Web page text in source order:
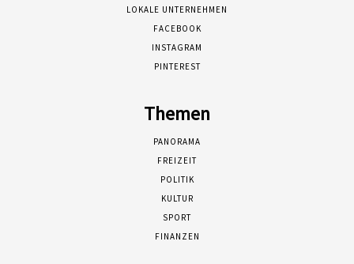
LOKALE UNTERNEHMEN
FACEBOOK
INSTAGRAM
PINTEREST
Themen
PANORAMA
FREIZEIT
POLITIK
KULTUR
SPORT
FINANZEN